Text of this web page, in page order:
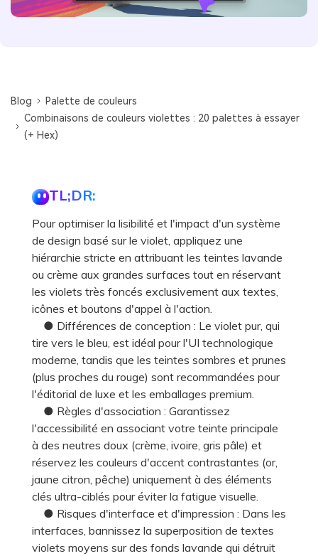
Blog
Palette de couleurs
Combinaisons de couleurs violettes : 20 palettes à essayer
(+ Hex)
TL;DR:
Pour optimiser la lisibilité et l'impact d'un système
de design basé sur le violet, appliquez une
hiérarchie stricte en attribuant les teintes lavande
ou crème aux grandes surfaces tout en réservant
les violets très foncés exclusivement aux textes,
icônes et boutons d'appel à l'action.
● Différences de conception : Le violet pur, qui
tire vers le bleu, est idéal pour l'UI technologique
moderne, tandis que les teintes sombres et prunes
(plus proches du rouge) sont recommandées pour
l'éditorial de luxe et les emballages premium.
● Règles d'association : Garantissez
l'accessibilité en associant votre teinte principale
à des neutres doux (crème, ivoire, gris pâle) et
réservez les couleurs d'accent contrastantes (or,
jaune citron, pêche) uniquement à des éléments
clés ultra-ciblés pour éviter la fatigue visuelle.
● Risques d'interface et d'impression : Dans les
interfaces, bannissez la superposition de textes
violets moyens sur des fonds lavande qui détruit